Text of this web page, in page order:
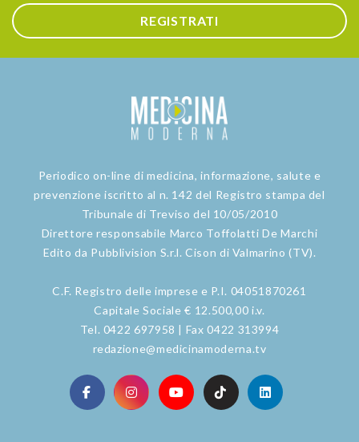
REGISTRATI
Periodico on-line di medicina, informazione, salute e
prevenzione iscritto al n. 142 del Registro stampa del
Tribunale di Treviso del 10/05/2010
Direttore responsabile Marco Toffolatti De Marchi
Edito da Pubblivision S.r.l. Cison di Valmarino (TV).
C.F. Registro delle imprese e P.I. 04051870261
Capitale Sociale € 12.500,00 i.v.
Tel. 0422 697958 | Fax 0422 313994
redazione@medicinamoderna.tv